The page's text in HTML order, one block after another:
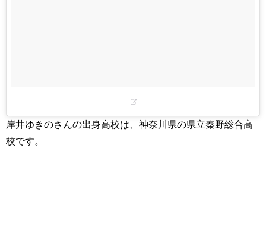
岸井ゆきのさんの出身高校は、神奈川県の県立秦野総合高
校です。